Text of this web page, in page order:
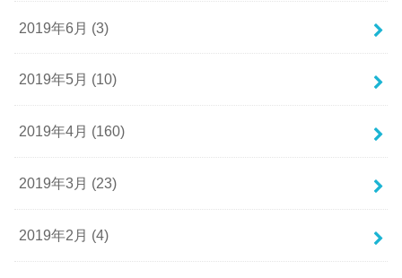
2019年6月 (3)
2019年5月 (10)
2019年4月 (160)
2019年3月 (23)
2019年2月 (4)